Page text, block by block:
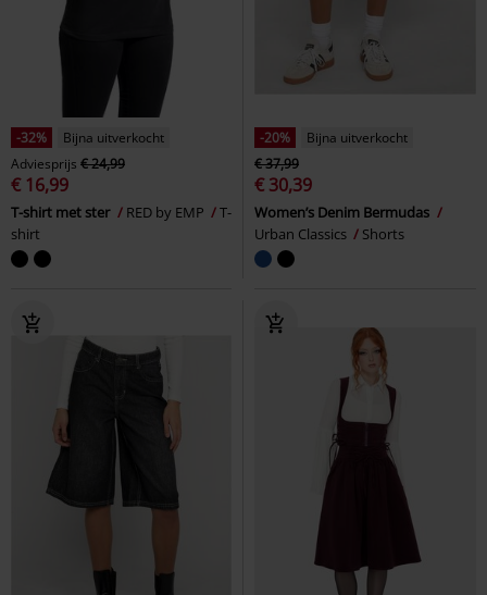
-32%
Bijna uitverkocht
Adviesprijs € 24,99
€ 16,99
T-shirt met ster RED by EMP
T-
shirt
-20%
Bijna uitverkocht
€ 37,99
€ 30,39
Women’s Denim Bermudas
Urban Classics
Shorts